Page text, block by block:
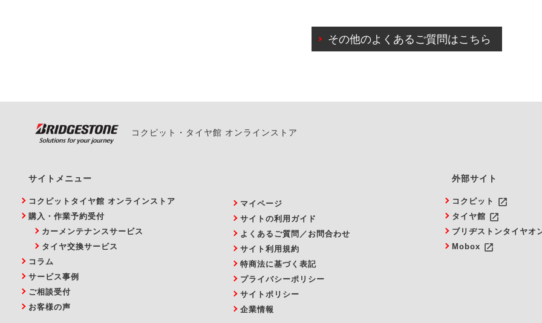
また、やむを得ない事由によりご予約のキャンセルをご希望の際は、直接ご予約いた
その他のよくあるご質問はこちら
コクピット・タイヤ館 オンラインストア
サイトメニュー
コクピットタイヤ館 オンラインストア
購入・作業予約受付
カーメンテナンスサービス
タイヤ交換サービス
コラム
サービス事例
ご相談受付
お客様の声
マイページ
サイトの利用ガイド
よくあるご質問／お問合わせ
サイト利用規約
特商法に基づく表記
プライバシーポリシー
サイトポリシー
企業情報
外部サイト
コクピット launch
タイヤ館 launch
ブリヂストンタイヤオ
Mobox launch